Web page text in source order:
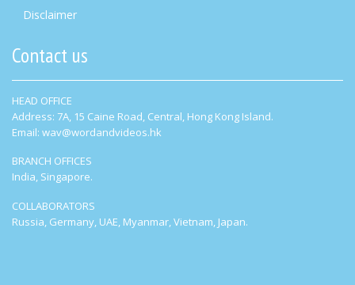
Disclaimer
Contact us
HEAD OFFICE
Address: 7A, 15 Caine Road, Central, Hong Kong Island.
Email: wav@wordandvideos.hk
BRANCH OFFICES
India, Singapore.
COLLABORATORS
Russia, Germany, UAE, Myanmar, Vietnam, Japan.